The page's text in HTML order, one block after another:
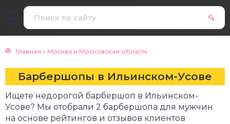
Главная » Москва и Московская область
Барбершопы в Ильинском-Усове
Ищете недорогой барбершоп в Ильинском-
Усове? Мы отобрали 2 барбершопа для мужчин
на основе рейтингов и отзывов клиентов